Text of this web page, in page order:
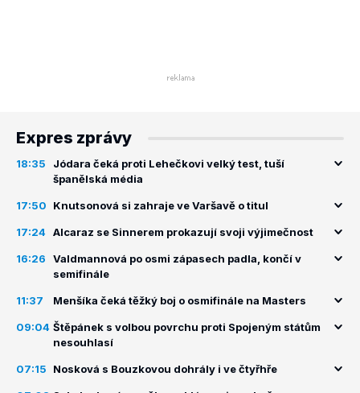
Expres zprávy
18:35
Jódara čeká proti Lehečkovi velký test, tuší
španělská média
17:50 Knutsonová si zahraje ve Varšavě o titul
17:24 Alcaraz se Sinnerem prokazují svoji výjimečnost
16:26
Valdmannová po osmi zápasech padla, končí v
semifinále
11:37 Menšíka čeká těžký boj o osmifinále na Masters
09:04 Štěpánek s volbou povrchu proti Spojeným státům
nesouhlasí
07:15 Nosková s Bouzkovou dohrály i ve čtyřhře